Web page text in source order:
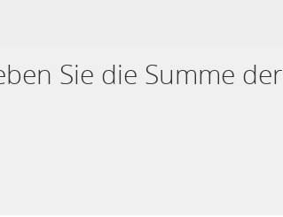
Sie die Summe der